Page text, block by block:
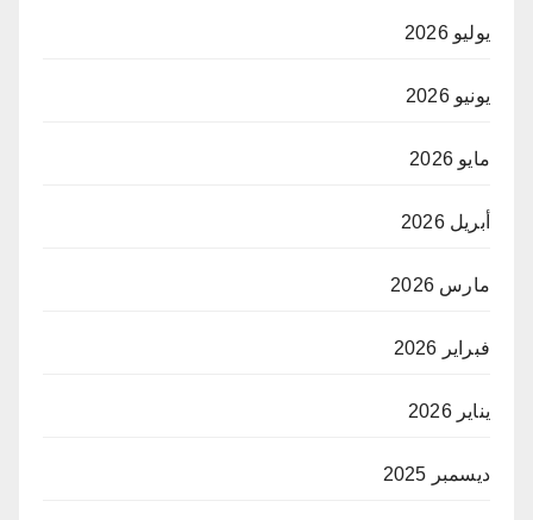
يوليو 2026
يونيو 2026
مايو 2026
أبريل 2026
مارس 2026
فبراير 2026
يناير 2026
ديسمبر 2025